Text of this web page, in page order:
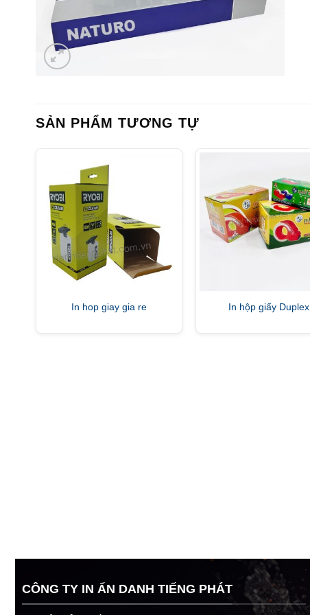
SẢN PHẨM TƯƠNG TỰ
In hop giay gia re In hộp giấy Duplex
CÔNG TY IN ẤN DANH TIẾNG PHÁT